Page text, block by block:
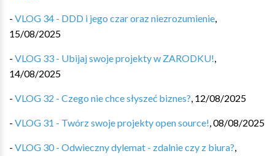
- VLOG 34 - DDD i jego czar oraz niezrozumienie,
15/08/2025
- VLOG 33 - Ubijaj swoje projekty w ZARODKU!,
14/08/2025
- VLOG 32 - Czego nie chce słyszeć biznes?, 12/08/2025
- VLOG 31 - Twórz swoje projekty open source!,08/08/2025
- VLOG 30 - Odwieczny dylemat - zdalnie czy z biura?,